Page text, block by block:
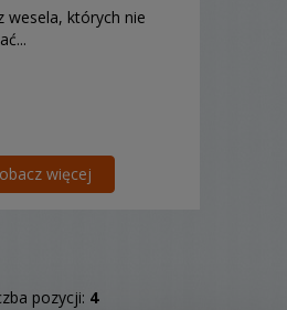
wesela, których nie
więcej
pozycji: 4